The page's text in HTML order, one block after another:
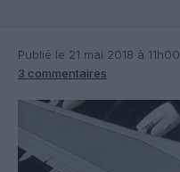
Publié le 21 mai 2018 à 11h00
3 commentaires